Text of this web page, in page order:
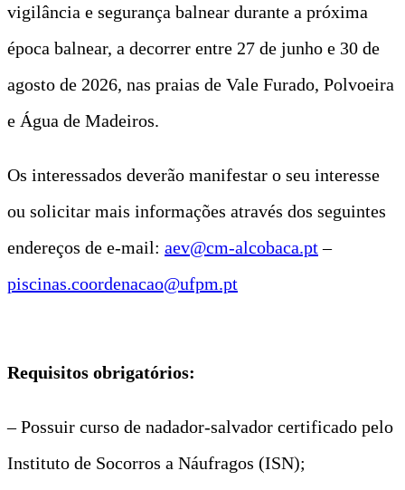
vigilância e segurança balnear durante a próxima
época balnear, a decorrer entre 27 de junho e 30 de
agosto de 2026, nas praias de Vale Furado, Polvoeira
e Água de Madeiros.
Os interessados deverão manifestar o seu interesse
ou solicitar mais informações através dos seguintes
endereços de e-mail: aev@cm-alcobaca.pt–
piscinas.coordenacao@ufpm.pt
Requisitos obrigatórios:
– Possuir curso de nadador-salvador certificado pelo
Instituto de Socorros a Náufragos (ISN);